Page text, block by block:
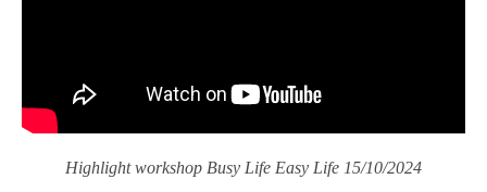
Highlight workshop Busy Life Easy Life 15/10/2024